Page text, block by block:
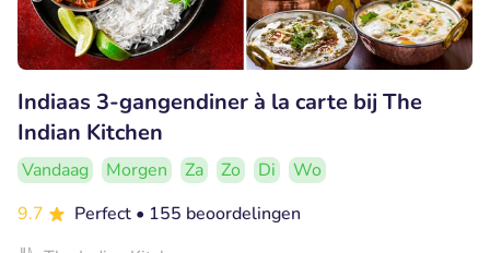
Indiaas 3-gangendiner à la carte bij The
Indian Kitchen
Vandaag Morgen Za Zo Di
Wo
9.7
Perfect • 155 beoordelingen